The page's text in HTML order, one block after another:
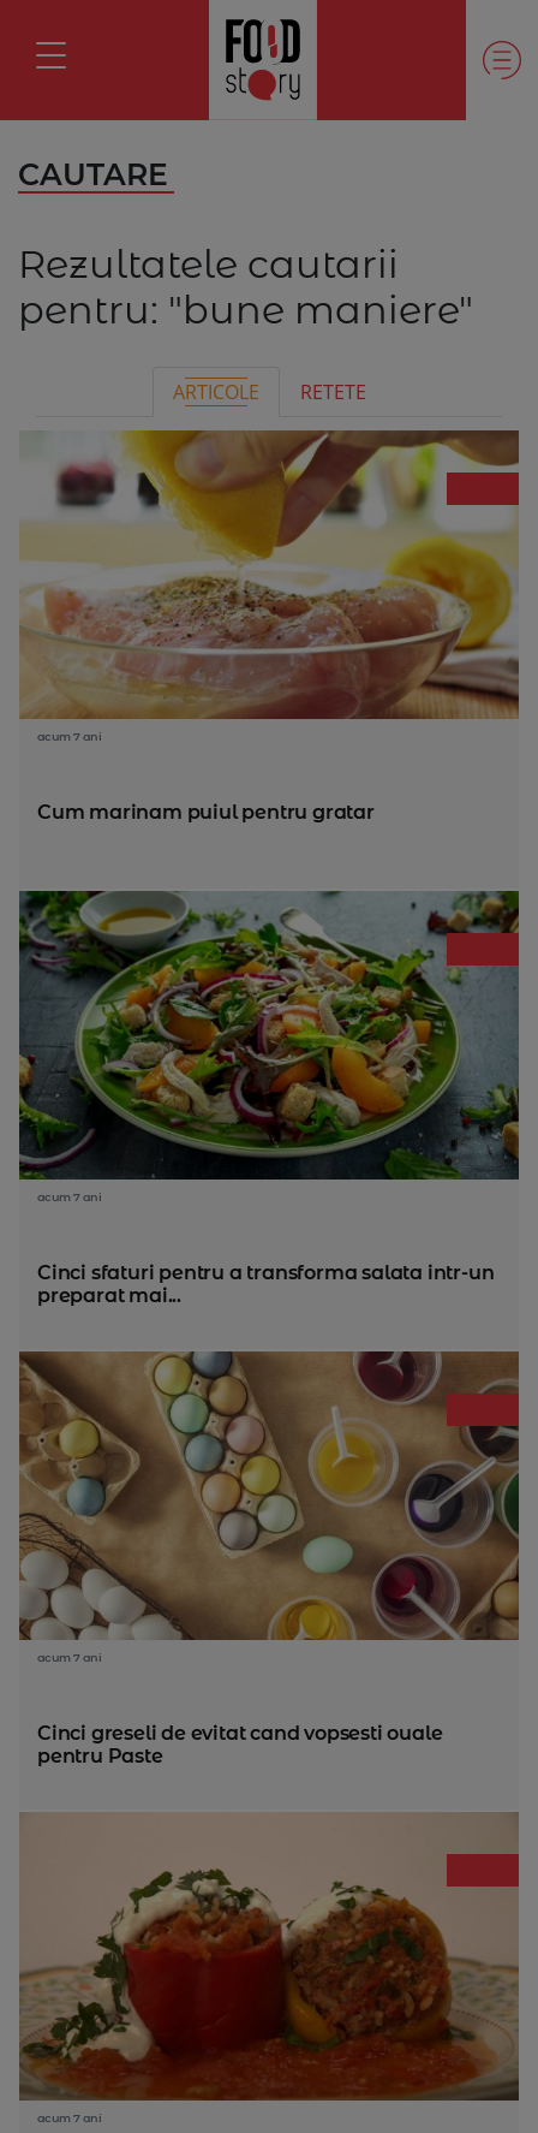
CAUTARE
Rezultatele cautarii
pentru: "bune maniere"
ARTICOLE RETETE
acum 7 ani
Cum marinam puiul pentru gratar
acum 7 ani
Cinci sfaturi pentru a transforma salata intr-un
preparat mai...
acum 7 ani
Cinci greseli de evitat cand vopsesti ouale
pentru Paste
acum 7 ani